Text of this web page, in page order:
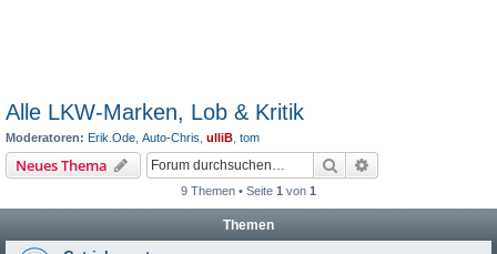
Alle LKW-Marken, Lob & Kritik
Moderatoren: Erik.Ode Auto-Chris ulliB tom
Neues Thema Suche
9 Themen • Seite 1 von 1
Themen